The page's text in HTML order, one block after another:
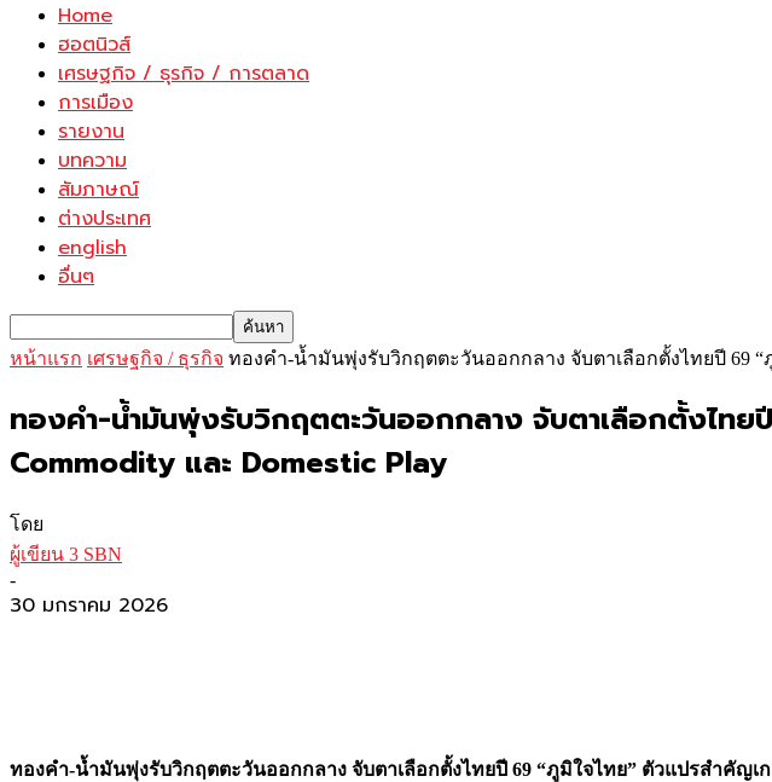
Home
ฮอตนิวส์
เศรษฐกิจ / ธุรกิจ / การตลาด
การเมือง
รายงาน
บทความ
สัมภาษณ์
ต่างประเทศ
english
อื่นๆ
หน้าแรก เศรษฐกิจ / ธุรกิจ ทองคำ-น้ำมันพุ่งรับวิกฤตตะวันออกกลาง จับตาเลือกตั้งไทยปี 69 “
ทองคำ-น้ำมันพุ่งรับวิกฤตตะวันออกกลาง จับตาเลือกตั้งไท
Commodity และ Domestic Play
โดย
ผู้เขียน 3 SBN
-
30 มกราคม 2026
ทองคำ-น้ำมันพุ่งรับวิกฤตตะวันออกกลาง จับตาเลือกตั้งไทยปี 69 “ภูมิใจไทย” ตัวแปรสำคัญเก